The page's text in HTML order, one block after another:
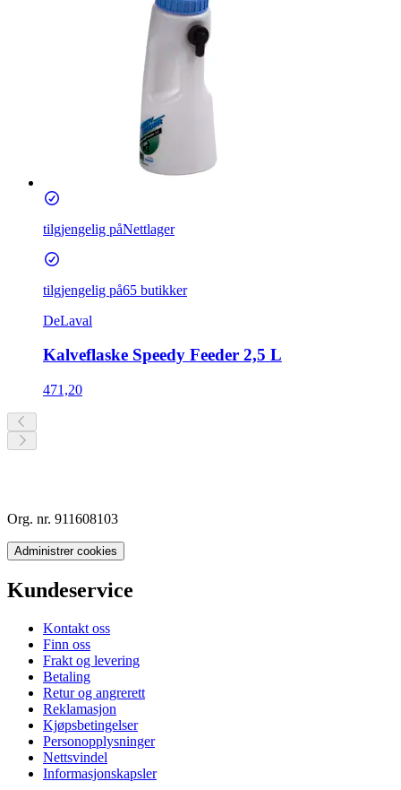
tilgjengelig påNettlager
tilgjengelig på65 butikker
DeLaval
Kalveflaske Speedy Feeder 2,5 L
471,20
Org. nr. 911608103
Administrer cookies
Kundeservice
Kontakt oss
Finn oss
Frakt og levering
Betaling
Retur og angrerett
Reklamasjon
Kjøpsbetingelser
Personopplysninger
Nettsvindel
Informasjonskapsler